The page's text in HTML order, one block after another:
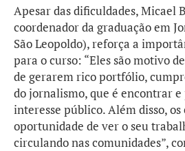
Apesar das dificuldades, Micael
coordenador da graduação em
São Leopoldo), reforça a
para o curso: “Eles são motivo
de gerarem rico portfólio,
do jornalismo, que é encontrar
interesse público. Além disso,
oportunidade de ver o seu
circulando nas comunidades”,